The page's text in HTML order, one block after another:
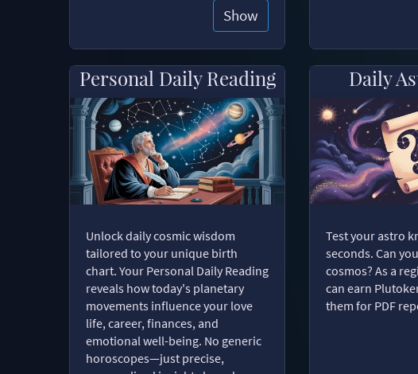
Show
Personal Daily Reading
Unlock daily cosmic wisdom
tailored to your unique birth
chart. Your Personal Daily Reading
reveals how today's planetary
movements influence your love
life, career, finances, and
emotional well-being. No generic
horoscopes—just precise,
Daily
Test your astro
seconds. Can
cosmos? As a
can earn
them for PDF